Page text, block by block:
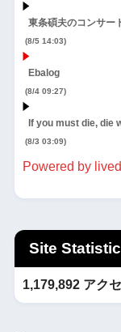
東条碩夫のコンサー
(8/5 14:03)
Ebalog
(8/4 09:27)
If you must die, die
(8/3 03:09)
Powered by
Site
1,179,892 アク